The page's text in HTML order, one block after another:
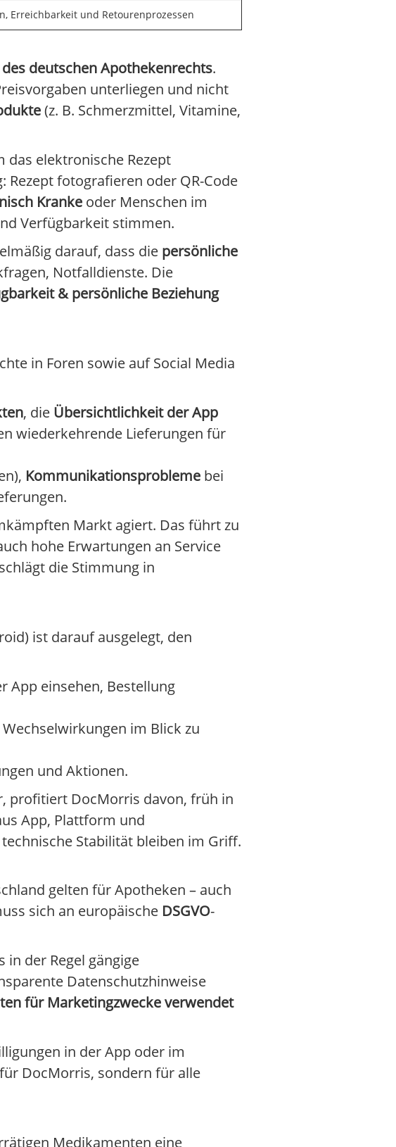
Erreichbarkeit und Retourenprozessen
deutschen Apothekenrechts.
unterliegen und nicht
(z. B. Schmerzmittel, Vitamine,
das elektronische Rezept
fotografieren oder QR-Code
Kranke oder Menschen im
Verfügbarkeit stimmen.
darauf, dass die persönliche
Notfalldienste. Die
& persönliche Beziehung
in Foren sowie auf Social Media
, die Übersichtlichkeit der App
wiederkehrende Lieferungen für
Kommunikationsprobleme bei
Markt agiert. Das führt zu
hohe Erwartungen an Service
die Stimmung in
ist darauf ausgelegt, den
App einsehen, Bestellung
im Blick zu
und Aktionen.
profitiert DocMorris davon, früh in
App, Plattform und
Stabilität bleiben im Griff.
gelten für Apotheken – auch
sich an europäische DSGVO-
der Regel gängige
Datenschutzhinweise
für Marketingzwecke verwendet
in der App oder im
DocMorris, sondern für alle
Medikamenten eine